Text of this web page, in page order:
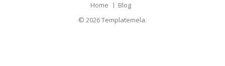
Home
Blog
© 2026Templatemela.